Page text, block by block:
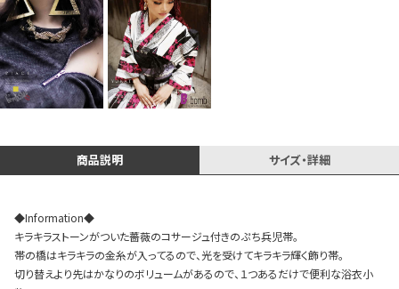
スタッフコーディネート
イベント一覧
商品説明 サイズ・詳細
◆Information◆
キラキラストーンがついた薔薇のコサージュ付きのぷち兵児帯。
帯の橋はキラキラの金糸が入ってるので、光を受けてキラキラ輝く飾り帯。
切り替えより先はかなりのボリュームがあるので、１つあるだけで便利な浴衣小